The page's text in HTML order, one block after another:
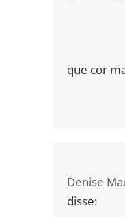
que cor
Denise
disse: